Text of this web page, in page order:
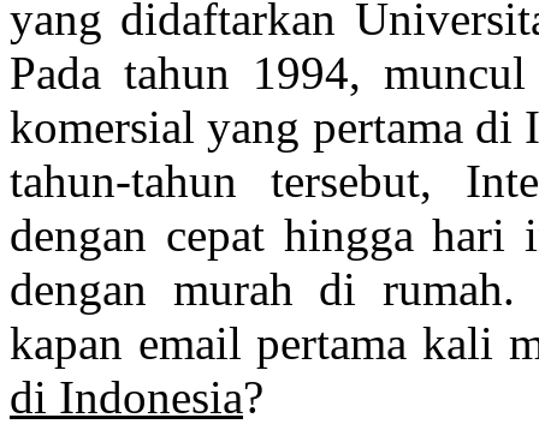
yang didaftarkan
Pada tahun 1994,
komersial yang pertama di
tahun-tahun tersebut,
dengan cepat hingga
dengan murah di
kapan email pertama kali
di Indonesia?